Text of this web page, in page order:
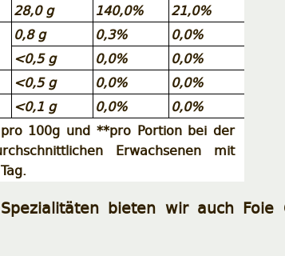
28,0 g 140,0%
21,0%
0,8 g 0,3%
0,0%
<0,5 g 0,0%
0,0%
<0,5 g 0,0%
0,0%
<0,1 g 0,0%
0,0%
100g und **pro Portion bei der
Erwachsenen mit
bieten wir auch